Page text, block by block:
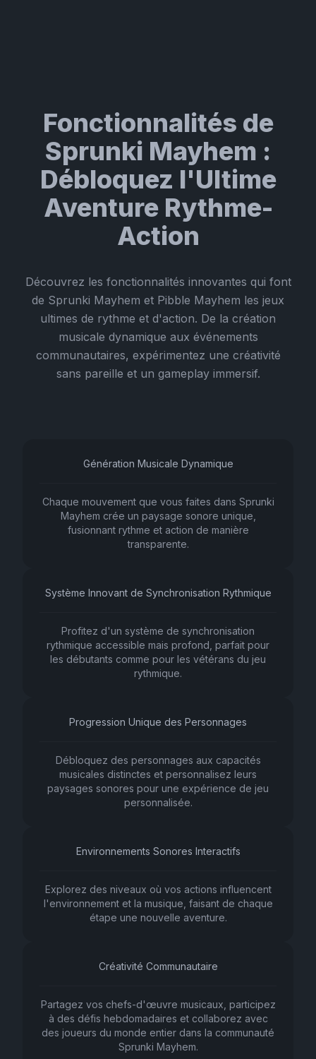
Fonctionnalités de
Sprunki Mayhem :
Débloquez l'Ultime
Aventure Rythme-
Action
Découvrez les fonctionnalités innovantes qui font
de Sprunki Mayhem et Pibble Mayhem les jeux
ultimes de rythme et d'action. De la création
musicale dynamique aux événements
communautaires, expérimentez une créativité
sans pareille et un gameplay immersif.
Génération Musicale Dynamique
Chaque mouvement que vous faites dans Sprunki
Mayhem crée un paysage sonore unique,
fusionnant rythme et action de manière
transparente.
Système Innovant de Synchronisation Rythmique
Profitez d'un système de synchronisation
rythmique accessible mais profond, parfait pour
les débutants comme pour les vétérans du jeu
rythmique.
Progression Unique des Personnages
Débloquez des personnages aux capacités
musicales distinctes et personnalisez leurs
paysages sonores pour une expérience de jeu
personnalisée.
Environnements Sonores Interactifs
Explorez des niveaux où vos actions influencent
l'environnement et la musique, faisant de chaque
étape une nouvelle aventure.
Créativité Communautaire
Partagez vos chefs-d'œuvre musicaux, participez
à des défis hebdomadaires et collaborez avec
des joueurs du monde entier dans la communauté
Sprunki Mayhem.